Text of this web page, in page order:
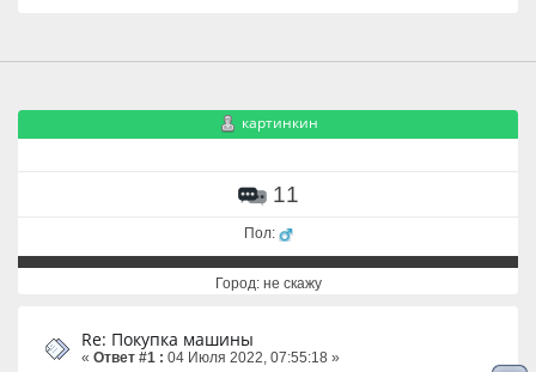
картинкин
11
Пол:
Город: не скажу
Re: Покупка машины
« Ответ #1 : 04 Июля 2022, 07:55:18 »